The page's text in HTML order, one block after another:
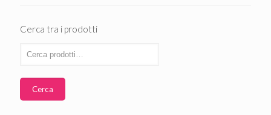
Cerca tra i prodotti
Cerca